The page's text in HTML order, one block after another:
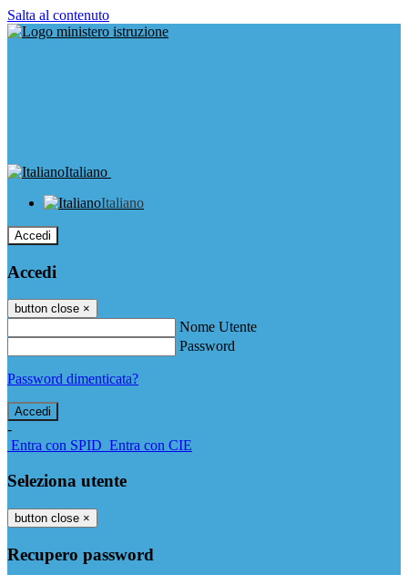
Salta al contenuto
Italiano
Italiano
Accedi
Accedi
button close ×
Nome Utente
Password
Password dimenticata?
-
Entra con SPID Entra con CIE
Seleziona utente
button close ×
Recupero password